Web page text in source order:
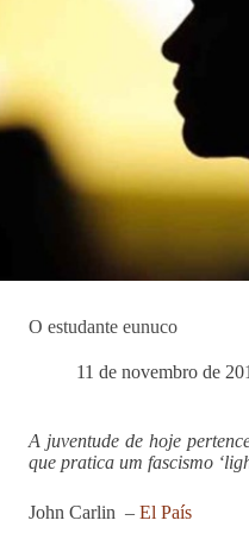
O estudante eunuco
11 de novembro de
A juventude de hoje
que pratica um fascismo
John Carlin – El País